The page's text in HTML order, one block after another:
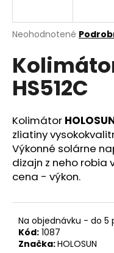
Priemerné
produktu
je
0,0
hviezdičiek.
Neohodnotené
HS512C
Kolimátor
zliatiny
Výkonné solárne
dizajn z neho robia
cena - výkon.
Na objednávku - do
Kód: 1087
Značka:HOLOSUN
j
ť
?
d
p
o